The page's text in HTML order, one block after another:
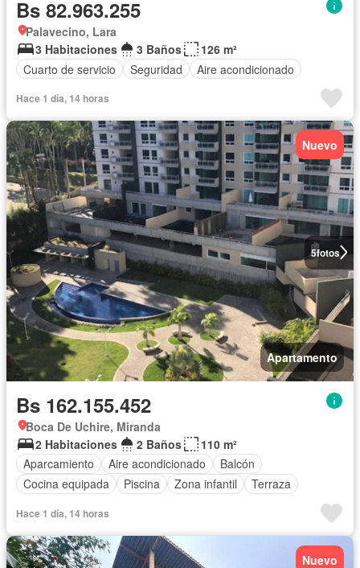
Bs 82.963.255
Palavecino, Lara
3 Habitaciones
3 Baños
126 m²
Cuarto de servicio
Seguridad Aire acondicionado
Hace 1 día, 14 horas
5fotos
Nuevo
Apartamento
Bs 162.155.452
Boca De Uchire, Miranda
2 Habitaciones
2 Baños
110 m²
Aparcamiento
Aire acondicionado
Balcón
Cocina equipada
Piscina Zona infantil Terraza
Hace 1 día, 14 horas
Nuevo